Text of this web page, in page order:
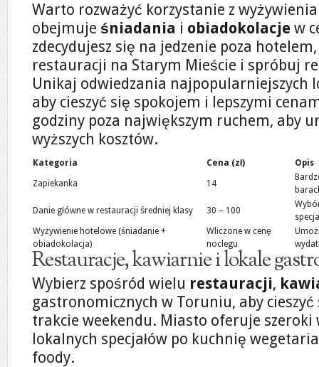
Warto rozważyć korzystanie z
obejmuje śniadania i obiadokolacje w
zdecydujesz się na jedzenie poza
restauracji na Starym Mieście i spróbuj
Unikaj odwiedzania najpopularniejszych
aby cieszyć się spokojem i lepszymi
godziny poza największym ruchem, aby
wyższych kosztów.
Kategoria Cena (zł) Opis
Zapiekanka 14
Danie główne w restauracji średniej klasy 30 – 100
Wyżywienie hotelowe (śniadanie +
obiadokolacja)
Wliczone w cenę
noclegu
Restauracje, kawiarnie i lokale
Wybierz spośród wielu restauracji,
gastronomicznych w Toruniu, aby
trakcie weekendu. Miasto oferuje szeroki
lokalnych specjałów po kuchnię
foody.